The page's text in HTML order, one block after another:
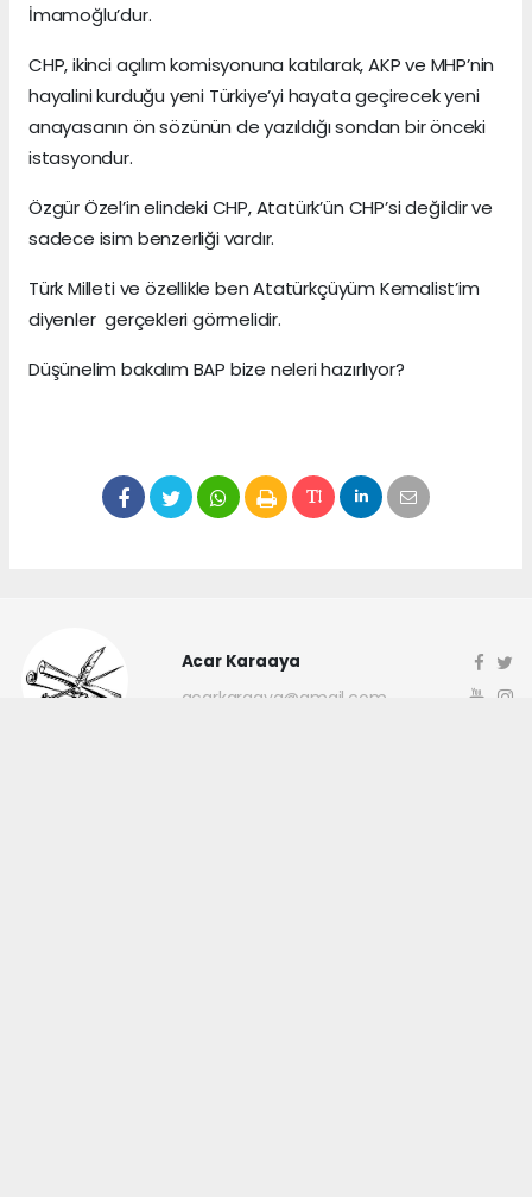
İmamoğlu’dur.
CHP, ikinci açılım komisyonuna katılarak, AKP ve MHP’nin
hayalini kurduğu yeni Türkiye’yi hayata geçirecek yeni
anayasanın ön sözünün de yazıldığı sondan bir önceki
istasyondur.
Özgür Özel’in elindeki CHP, Atatürk’ün CHP’si değildir ve
sadece isim benzerliği vardır.
Türk Milleti ve özellikle ben Atatürkçüyüm Kemalist’im
diyenler gerçekleri görmelidir.
Düşünelim bakalım BAP bize neleri hazırlıyor?
Acar Karaaya
acarkaraaya@gmail.com